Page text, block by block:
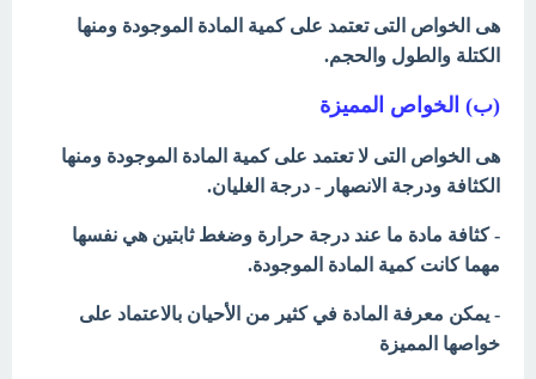
هى الخواص التى تعتمد على كمية المادة الموجودة ومنها
الكتلة والطول والحجم.
(ب) الخواص المميزة
هى الخواص التى لا تعتمد على كمية المادة الموجودة ومنها
الكثافة ودرجة الانصهار - درجة الغليان.
- كثافة مادة ما عند درجة حرارة وضغط ثابتين هي نفسها
مهما كانت كمية المادة الموجودة.
- يمكن معرفة المادة في كثير من الأحيان بالاعتماد على
خواصها المميزة